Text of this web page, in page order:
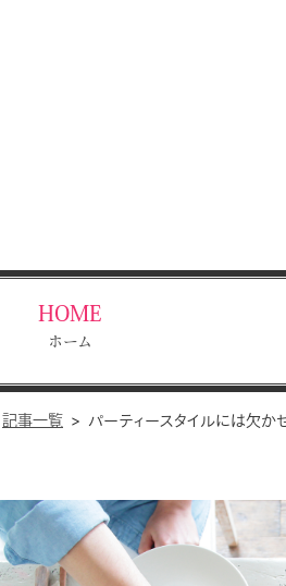
HOME
ホーム
記事一覧 パーティースタイルには欠か